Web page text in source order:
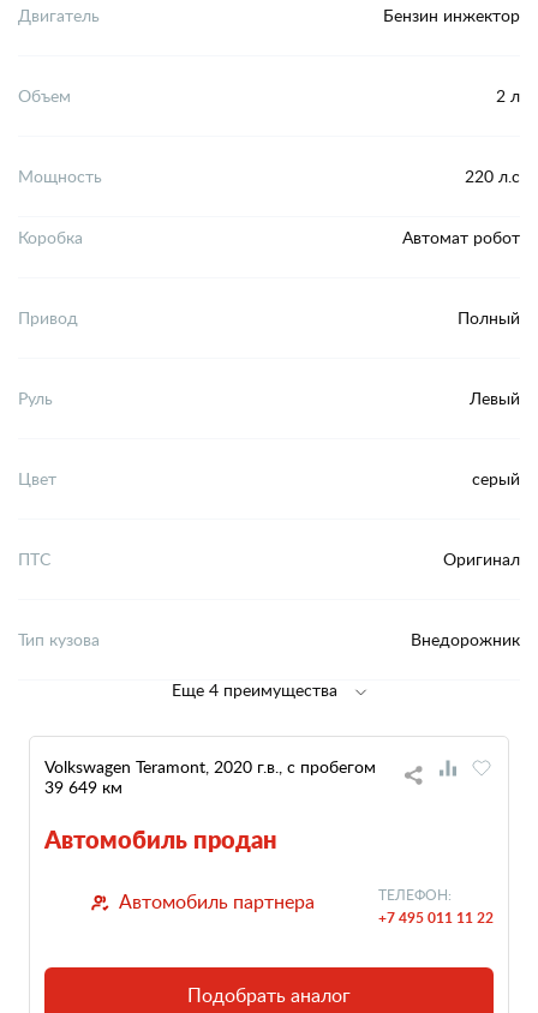
Двигатель Бензин инжектор
Объем 2 л
Мощность 220 л.с
Коробка Автомат робот
Привод Полный
Руль Левый
Цвет серый
ПТС Оригинал
Тип кузова Внедорожник
Еще 4 преимущества
Volkswagen Teramont, 2020 г.в., с пробегом
39 649 км
Автомобиль продан
Автомобиль партнера ТЕЛЕФОН:
+7 495 011 11 22
Подобрать аналог